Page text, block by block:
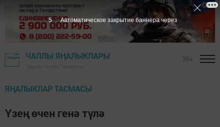
ЧАЛЛЫ ЯҢАЛЫКЛАРЫ
ЯҢАЛЫКЛАР ТАСМАСЫ
Үзең өчен генә түлә
4 Автоматическое закрытие баннера через